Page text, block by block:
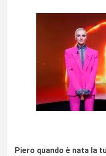
Piero quando è nata la